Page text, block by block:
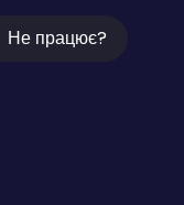
Не працює?